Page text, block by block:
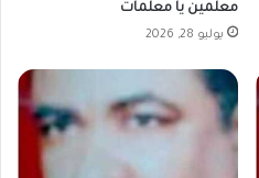
معلمين يا معلمات
يوليو 28, 2026